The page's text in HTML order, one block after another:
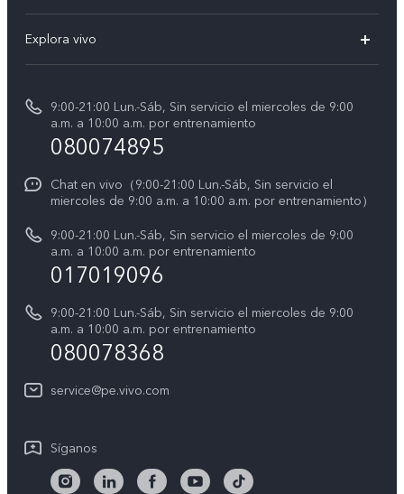
V60 Lite 5G
Y39 5G
Centro de servicio
Autenticación de IMEI
Consulta el Precio de los Repuestos
Manual del usuario
Progreso de la reparación
Instrucciones de la garantía de vivo
Declaración de privacidad de vivo
Explora vivo
La vida en vivo
Avisos legales
Acerca de nosotros
Centro de privacidad de vivo
9:00-21:00 Lun.-Sáb, Sin servicio el miercoles de 9:00
a.m. a 10:00 a.m. por entrenamiento
080074895
Chat en vivo（9:00-21:00 Lun.-Sáb, Sin servicio el
miercoles de 9:00 a.m. a 10:00 a.m. por entrenamiento）
9:00-21:00 Lun.-Sáb, Sin servicio el miercoles de 9:00
a.m. a 10:00 a.m. por entrenamiento
017019096
9:00-21:00 Lun.-Sáb, Sin servicio el miercoles de 9:00
a.m. a 10:00 a.m. por entrenamiento
080078368
service@pe.vivo.com
Síganos